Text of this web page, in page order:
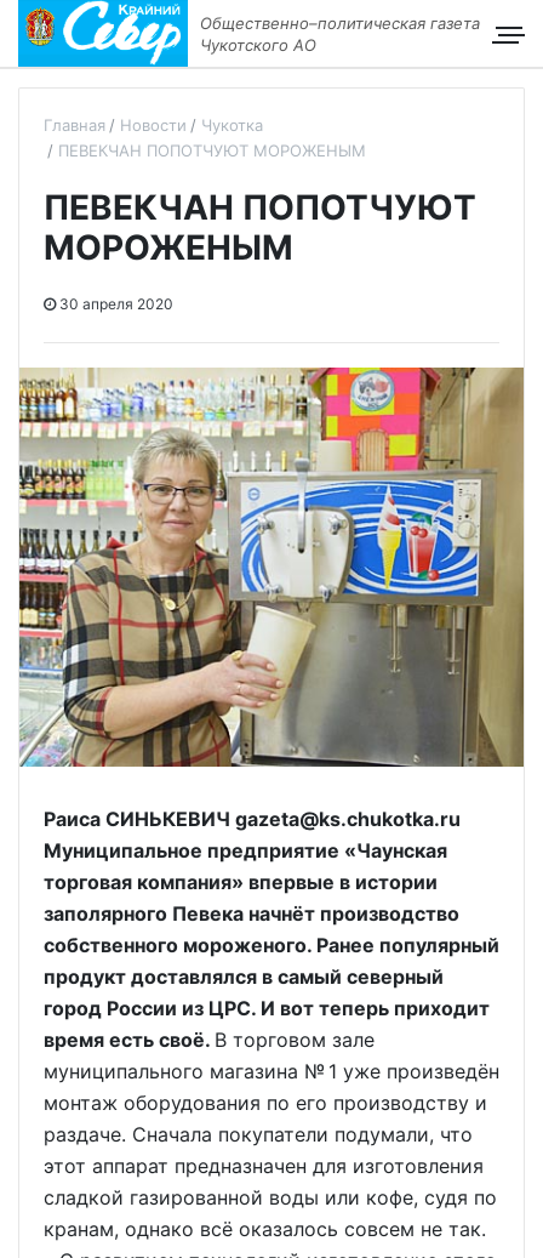
Общественно–политическая газета
Чукотского АО
Главная Новости
Чукотка
ПЕВЕКЧАН ПОПОТЧУЮТ МОРОЖЕНЫМ
ПЕВЕКЧАН ПОПОТЧУЮТ
МОРОЖЕНЫМ
30 апреля 2020
Раиса СИНЬКЕВИЧ gazeta@ks.chukotka.ru
Муниципальное предприятие «Чаунская
торговая компания» впервые в истории
заполярного Певека начнёт производство
собственного мороженого. Ранее популярный
продукт доставлялся в самый северный
город России из ЦРС. И вот теперь приходит
время есть своё. В торговом зале
муниципального магазина № 1 уже произведён
монтаж оборудования по его производству и
раздаче. Сначала покупатели подумали, что
этот аппарат предназначен для изготовления
сладкой газированной воды или кофе, судя по
кранам, однако всё оказалось совсем не так.